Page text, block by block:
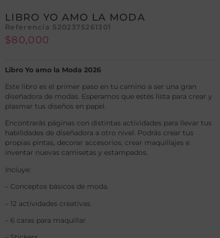
LIBRO YO AMO LA MODA
Referencia 5202375261301
$80,000
Libro Yo amo la Moda 2026
Este libro es el primer paso en tu camino a ser una gran
diseñadora de modas. Esperamos que estés lista para crear y
plasmar tus diseños en papel.
Encontrarás páginas con distintas actividades para llevar tus
habilidades de diseñadora a otro nivel. Podrás crear tus
propias pintas, decorar accesorios, crear maquillajes e
inventar nuevas camisetas y estampados.
Incluye:
– Conceptos básicos de moda.
– 12 actividades creativas
– 6 caras para maquillar